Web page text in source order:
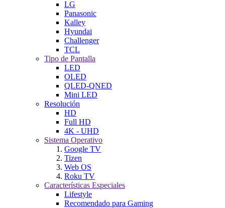
LG
Panasonic
Kalley
Hyundai
Challenger
TCL
Tipo de Pantalla
LED
OLED
QLED-QNED
Mini LED
Resolución
HD
Full HD
4K - UHD
Sistema Operativo
Google TV
Tizen
Web OS
Roku TV
Características Especiales
Lifestyle
Recomendado para Gaming